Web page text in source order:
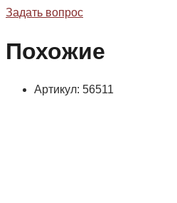
Задать вопрос
Похожие
Артикул: 56511